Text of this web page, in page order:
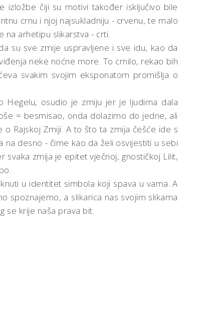
izložbe čiji su motivi također isključivo bile
crnu i njoj najsukladniju - crvenu, te malo
na arhetipu slikarstva - crti.
su sve zmije uspravljene i sve idu, kao da
neke noćne more. To crnilo, rekao bih
svakim svojim eksponatom promišlja o
Hegelu, osudio je zmiju jer je ljudima dala
= besmisao, onda dolazimo do jedne, ali
Rajskoj Zmiji. A to što ta zmija češće ide s
na desno - čime kao da želi osvijestiti u sebi
svaka zmija je epitet vječnoj, gnostičkoj Lilit,
u identitet simbola koji spava u vama. A
spoznajemo, a slikarica nas svojim slikama
se krije naša prava bit.